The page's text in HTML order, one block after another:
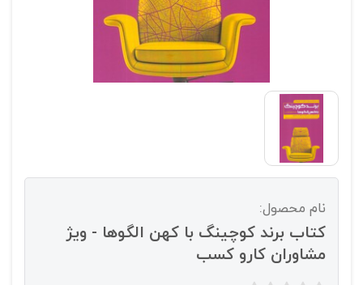
نام محصول:
کتاب برند کوچینگ با کهن الگوها - ویژ
مشاوران کارو کسب